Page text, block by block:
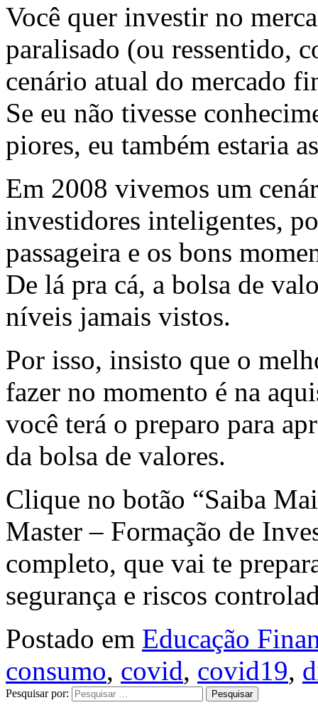
Você quer investir no
paralisado (ou ressentido,
cenário atual do mercado
Se eu não tivesse
piores, eu também estaria
Em 2008 vivemos um
investidores inteligentes,
passageira e os bons
De lá pra cá, a bolsa de
níveis jamais vistos.
Por isso, insisto que o
fazer no momento é na
você terá o preparo para
da bolsa de valores.
Clique no botão “Saiba
Master – Formação de
completo, que vai te
segurança e riscos
Postado em Educação
consumo, covid, covid19,
Pesquisar por: